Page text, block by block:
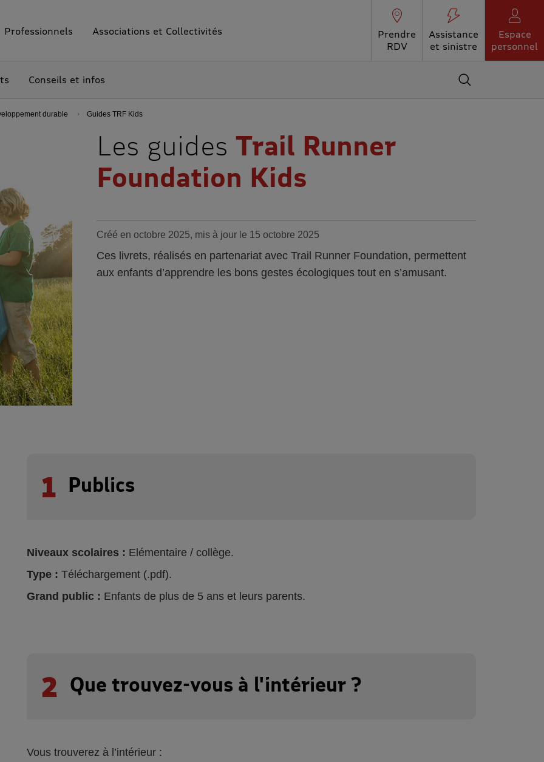
Professionnels Associations et Collectivités
Prendre
RDV
Assistance
et sinistre
Espace
personnel
Conseils et infos Accédez au moteur
durable Guides TRF Kids
Les guides Trail Runner
Foundation Kids
Créé en octobre 2025, mis à jour le 15 octobre 2025
Ces livrets, réalisés en partenariat avec Trail Runner Foundation, permettent
aux enfants d’apprendre les bons gestes écologiques tout en s’amusant.
1 Publics
Niveaux scolaires : Elémentaire / collège.
Type : Téléchargement (.pdf).
Grand public : Enfants de plus de 5 ans et leurs parents.
2 Que trouvez-vous à l'intérieur ?
Vous trouverez à l’intérieur :